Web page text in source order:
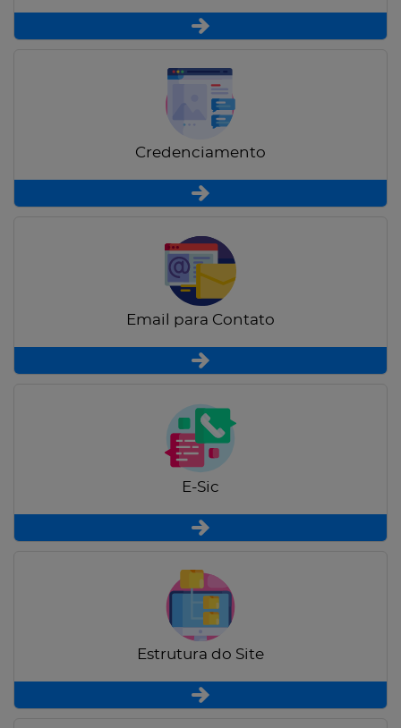
Credenciamento
Email para Contato
E-Sic
Estrutura do Site